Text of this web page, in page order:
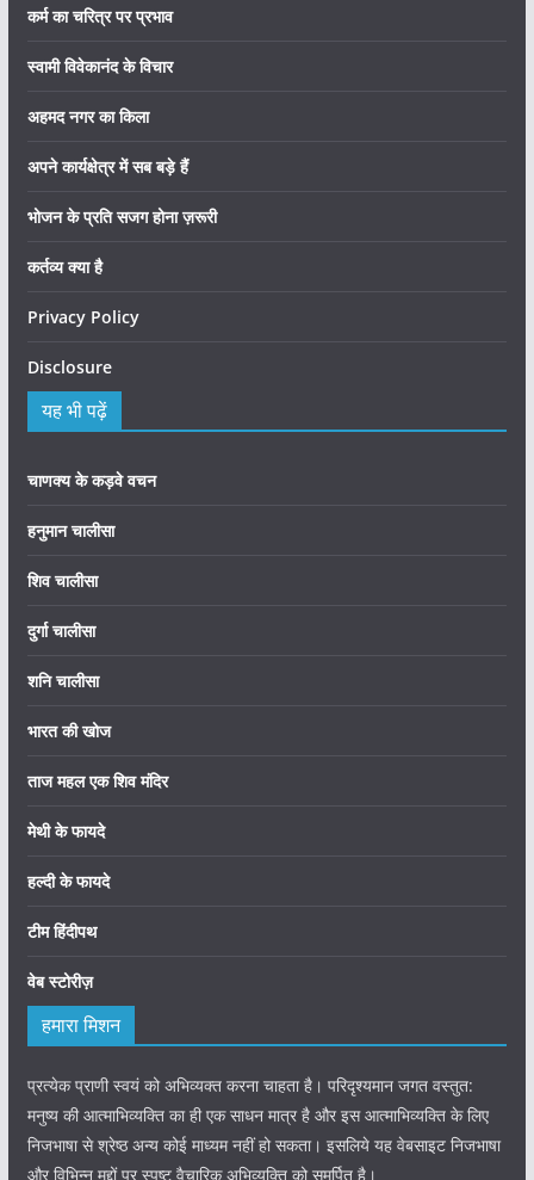
कर्म का चरित्र पर प्रभाव
स्वामी विवेकानंद के विचार
अहमद नगर का किला
अपने कार्यक्षेत्र में सब बड़े हैं
भोजन के प्रति सजग होना ज़रूरी
कर्तव्य क्या है
Privacy Policy
Disclosure
यह भी पढ़ें
चाणक्य के कड़वे वचन
हनुमान चालीसा
शिव चालीसा
दुर्गा चालीसा
शनि चालीसा
भारत की खोज
ताज महल एक शिव मंदिर
मेथी के फायदे
हल्दी के फायदे
टीम हिंदीपथ
वेब स्टोरीज़
हमारा मिशन
प्रत्येक प्राणी स्वयं को अभिव्यक्त करना चाहता है। परिदृश्यमान जगत वस्तुत:
मनुष्य की आत्माभिव्यक्ति का ही एक साधन मात्र है और इस आत्माभिव्यक्ति के लिए
निजभाषा से श्रेष्ठ अन्य कोई माध्यम नहीं हो सकता। इसलिये यह वेबसाइट निजभाषा
और विभिन्न मुद्दों पर स्पष्ट वैचारिक अभिव्यक्ति को समर्पित है।